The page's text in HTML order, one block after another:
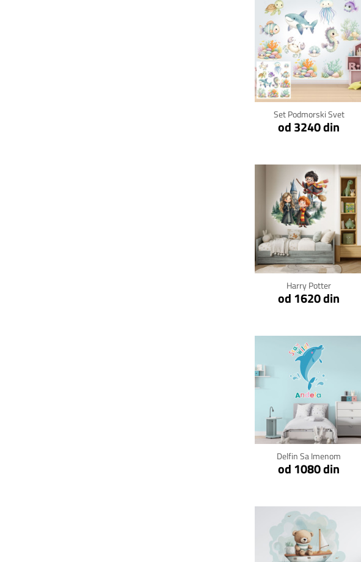
Set Podmorski Svet
od 3240 din
Klikni za detalje
Harry Potter
od 1620 din
Klikni za detalje
Delfin Sa Imenom
od 1080 din
Klikni za detalje